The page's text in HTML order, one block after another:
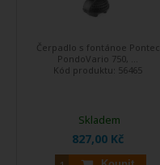
Čerpadlo s fontánoe Pontec
PondoVario 750, ...
Kód produktu: 56465
827,00 Kč
Skladem